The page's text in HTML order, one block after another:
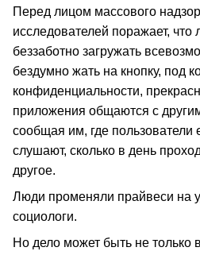
Перед лицом массового
исследователей поражает,
беззаботно загружать
бездумно жать на кнопку, под
конфиденциальности,
приложения общаются с
сообщая им, где пользователи
слушают, сколько в день
другое.
Люди променяли прайвеси на
социологи.
Но дело может быть не только